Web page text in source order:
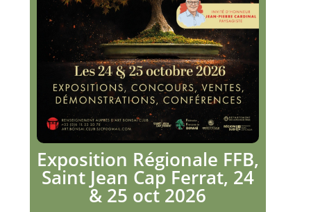
Exposition Régionale FFB,
Saint Jean Cap Ferrat, 24
& 25 oct 2026